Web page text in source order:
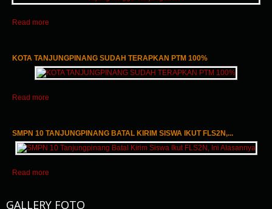
Read more
KOTA TANJUNGPINANG SUDAH TERAPKAN PTM 100%
Read more
SMPN 10 TANJUNGPINANG BATAL KIRIM SISWA IKUT FLS2N,...
Read more
GALLERY FOTO